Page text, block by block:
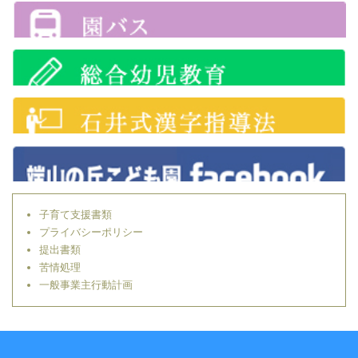
子育て支援書類
プライバシーポリシー
提出書類
苦情処理
一般事業主行動計画